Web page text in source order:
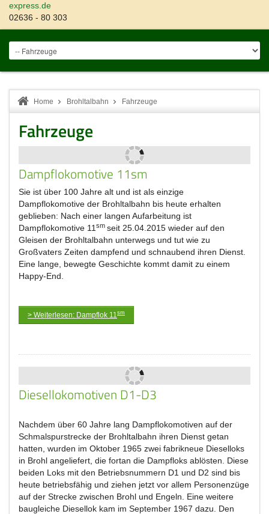
express.de
02636 - 80 303
Home Brohltalbahn Fahrzeuge
Fahrzeuge
Dampflokomotive 11sm
Sie ist über 100 Jahre alt und ist als einzige
Dampflokomotive der Brohltalbahn bis heute erhalten
geblieben: Nach einer langen Aufarbeitung ist
Dampflokomotive 11 sm seit 25.04.2015 wieder auf den
Gleisen der Brohltalbahn unterwegs und tut wie zu
Großvaters Zeiten dampfend und schnaubend ihren Dienst.
Eine lange, bewegte Geschichte kommt damit zu einem
Happy-End.
> Weiterlesen: Dampflok 11sm
Diesellokomotiven D1-D3
Nachdem über 60 Jahre lang Dampflokomotiven auf der
Schmalspurstrecke der Brohltalbahn ihren Dienst getan
hatten, wurden im Oktober 1965 zwei fabrikneue Dieselloks
in Brohl angeliefert, die fortan die Dampfloks ablösten. Diese
beiden Loks mit den Betriebsnummern D1 und D2 sind bis
heute betriebsfähig und ziehen jetzt vor allem Personenzüge
auf der Strecke zwischen Brohl und Engeln. Eine weitere
baugleiche Diesellok kam im September 1967 dazu. Den